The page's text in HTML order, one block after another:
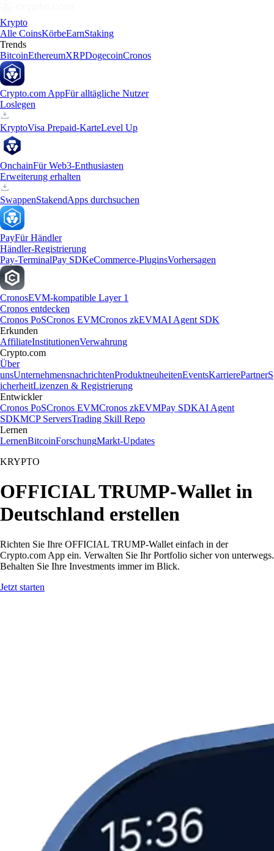
Krypto
Alle CoinsKörbeEarnStaking
Trends
BitcoinEthereumXRPDogecoinCronos
Crypto.com AppFür alltägliche Nutzer
Loslegen
KryptoVisa Prepaid-KarteLevel Up
OnchainFür Web3-Enthusiasten
Erweiterung erhalten
SwappenStakendApps durchsuchen
PayFür Händler
Händler-Registrierung
Pay-TerminalPay SDKeCommerce-PluginsVorhersagen
CronosEVM-kompatible Layer 1
Cronos entdecken
Cronos PoSCronos EVMCronos zkEVMAI Agent SDK
Erkunden
AffiliateInstitutionenVerwahrung
Crypto.com
Über
unsUnternehmensnachrichtenProduktneuheitenEventsKarrierePartnerS
icherheitLizenzen & Registrierung
Entwickler
Cronos PoSCronos EVMCronos zkEVMPay SDKAI Agent
SDKMCP ServersTrading Skill Repo
Lernen
LernenBitcoinForschungMarkt-Updates
KRYPTO
OFFICIAL TRUMP-Wallet in
Deutschland erstellen
Richten Sie Ihre OFFICIAL TRUMP-Wallet einfach in der
Crypto.com App ein. Verwalten Sie Ihr Portfolio sicher von unterwegs.
Behalten Sie Ihre Investments immer im Blick.
Jetzt starten